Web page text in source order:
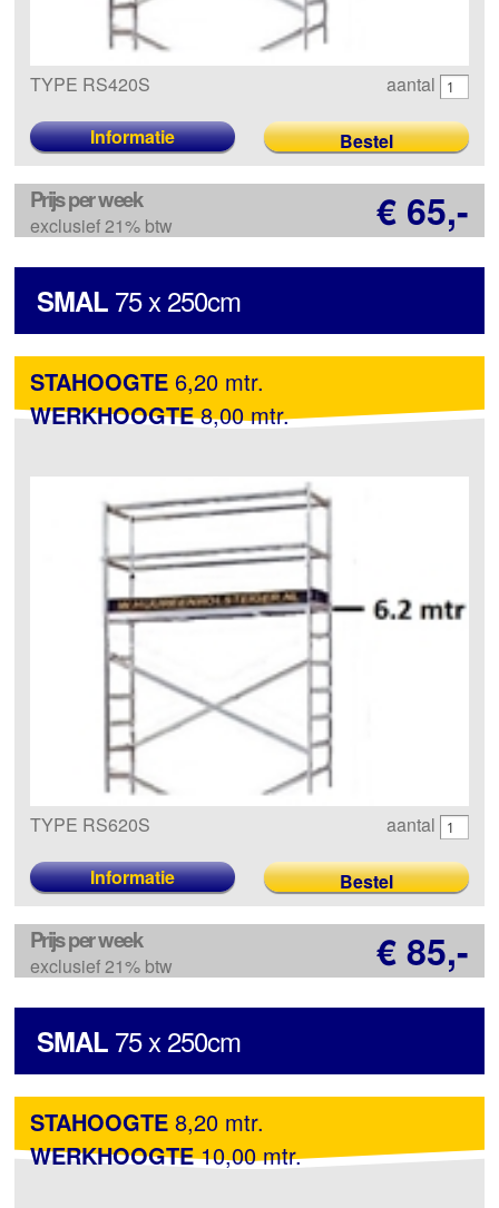
TYPE RS420S aantal
Informatie
Prijs per week
exclusief 21% btw € 65,-
SMAL 75 x 250cm
STAHOOGTE6,20 mtr.
WERKHOOGTE8,00 mtr.
TYPE RS620S aantal
Informatie
Prijs per week
exclusief 21% btw € 85,-
SMAL 75 x 250cm
STAHOOGTE8,20 mtr.
WERKHOOGTE10,00 mtr.